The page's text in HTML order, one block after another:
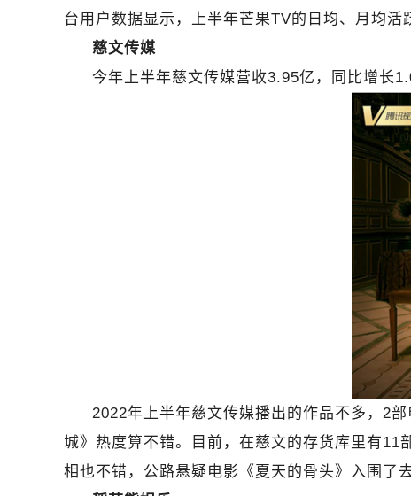
台用户数据显示，上半年芒果TV的日均、月均活
慈文传媒
今年上半年慈文传媒营收3.95亿，同比增长
2022年上半年慈文传媒播出的作品不多，2
城》热度算不错。目前，在慈文的存货库里有11
相也不错，公路悬疑电影《夏天的骨头》入围了